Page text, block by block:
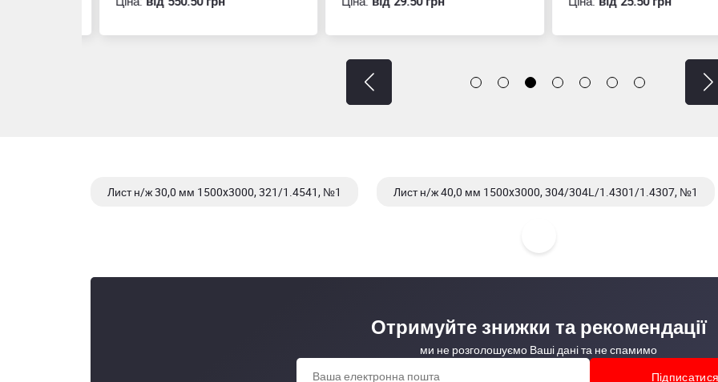
Лист н/ж 30,0 мм 1500x3000, 321/1.4541, №1 Лист н/ж 40,0 мм 1500x3000, 304/304L/1.4301/1.4307, №1
Отримуйте знижки та рекомендації
ми не розголошуємо Ваші дані та не спамимо